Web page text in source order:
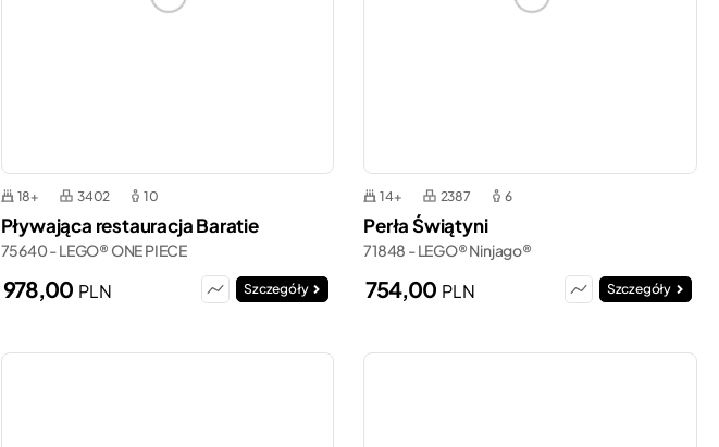
18+ 3402 10
Pływająca restauracja Baratie
75640 - LEGO® ONE PIECE
978,00 PLN Szczegóły
14+ 2387 6
Perła Świątyni
71848 - LEGO® Ninjago®
754,00 PLN Szczegóły